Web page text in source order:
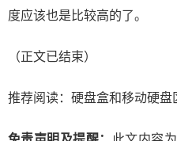
度应该也是比较高的了。
（正文已结束）
推荐阅读： 硬盘盒和移动硬盘